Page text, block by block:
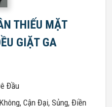
THIẾU MẶT
GIẶT GA
Đầu
, Cận Đại, Sủng, Điền